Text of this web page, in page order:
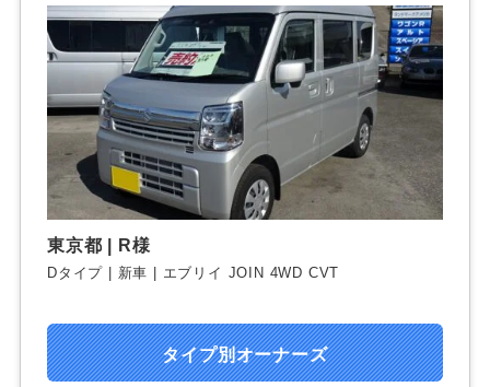
東京都 | R様
Dタイプ | 新車 | エブリイ JOIN 4WD CVT
タイプ別オーナーズ